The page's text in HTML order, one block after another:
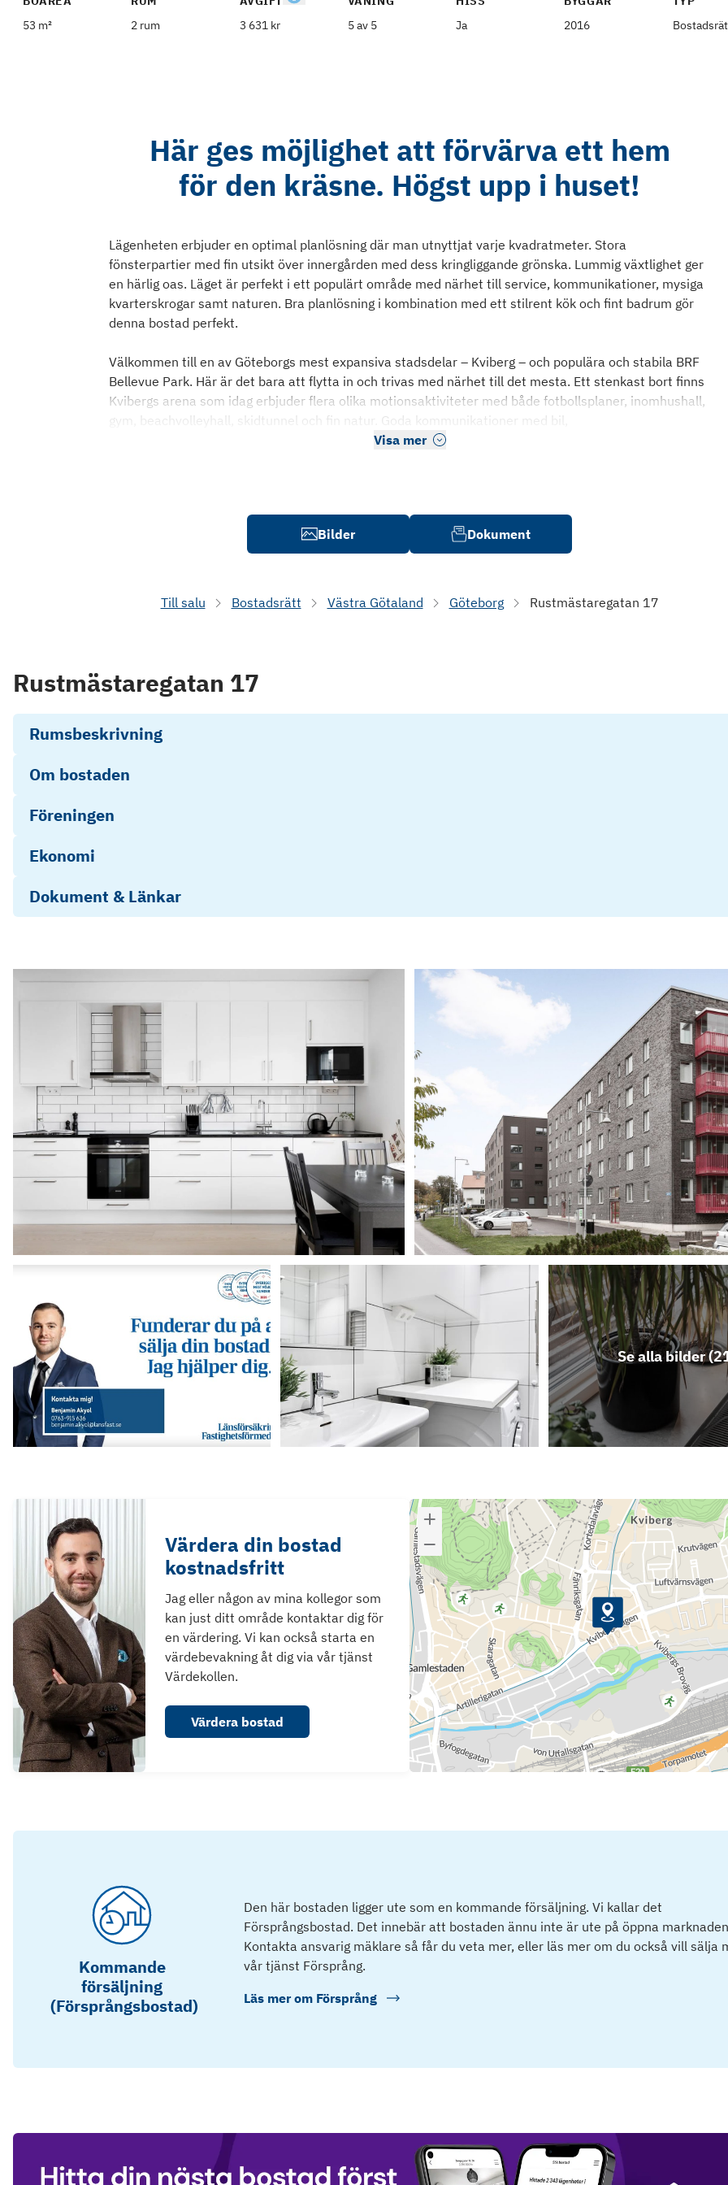
53 m²
2 rum
3 631 kr
5 av 5
Ja
2016
Här ges möjlighet att förvärva ett hem
för den kräsne. Högst upp i huset!
Lägenheten erbjuder en optimal planlösning där man utnyttjat varje kvadratmeter. Stora
fönsterpartier med fin utsikt över innergården med dess kringliggande grönska. Lummig växtlighet ger
en härlig oas. Läget är perfekt i ett populärt område med närhet till service, kommunikationer, mysiga
kvarterskrogar samt naturen. Bra planlösning i kombination med ett stilrent kök och fint badrum gör
denna bostad perfekt.
Välkommen till en av Göteborgs mest expansiva stadsdelar – Kviberg – och populära och stabila BRF
Bellevue Park. Här är det bara att flytta in och trivas med närhet till det mesta. Ett stenkast bort finns
Kvibergs arena som idag erbjuder flera olika motionsaktiviteter med både fotbollsplaner, inomhushall,
gym, beachvolleyhall, skidtunnel och fin natur. Goda kommunikationer med bil,
Visa mer
Bilder Dokument
Till salu Bostadsrätt Västra Götaland Göteborg Rustmästaregatan 17
Rustmästaregatan 17
Rumsbeskrivning
Om bostaden
Föreningen
Ekonomi
Dokument & Länkar
Play
Se alla bilder (
Värdera din bostad
kostnadsfritt
Jag eller någon av mina kollegor som
kan just ditt område kontaktar dig för
en värdering. Vi kan också starta en
värdebevakning åt dig via vår tjänst
Värdekollen.
Värdera bostad
Kommande
försäljning
(Försprångsbostad)
Den här bostaden ligger ute som en kommande försäljning. Vi kallar det
Försprångsbostad. Det innebär att bostaden ännu inte är ute på öppna
Kontakta ansvarig mäklare så får du veta mer, eller läs mer om du också vill sälja
vår tjänst Försprång.
Läs mer om Försprång